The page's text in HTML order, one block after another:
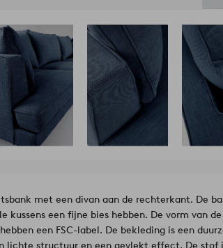
met een divan aan de rechterkant. De
kussens een fijne bies hebben. De vorm van
een FSC-label. De bekleding is een
lichte structuur en een gevlekt effect. De stof